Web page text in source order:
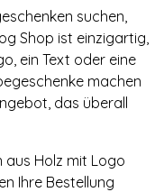
suchen,
Shop ist einzigartig,
ein Text oder eine
machen
das überall
aus Holz mit Logo
Ihre Bestellung